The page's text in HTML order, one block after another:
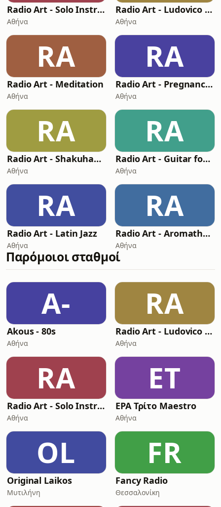
Radio Art - Solo Instruments
Αθήνα
Radio Art - Ludovico Einaudi
Αθήνα
RA
Radio Art - Meditation
Αθήνα
RA
Radio Art - Pregnancy Relaxation
Αθήνα
RA
Radio Art - Shakuhachi
Αθήνα
RA
Radio Art - Guitar for Sleep
Αθήνα
RA
Radio Art - Latin Jazz
Αθήνα
RA
Radio Art - Aromatherapy
Αθήνα
Παρόμοιοι σταθμοί
A-
Akous - 80s
Αθήνα
RA
Radio Art - Ludovico Einaudi
Αθήνα
RA
Radio Art - Solo Instruments
Αθήνα
ΕΤ
ΕΡΑ Τρίτο Maestro
Αθήνα
OL
Original Laikos
Μυτιλήνη
FR
Fancy Radio
Θεσσαλονίκη